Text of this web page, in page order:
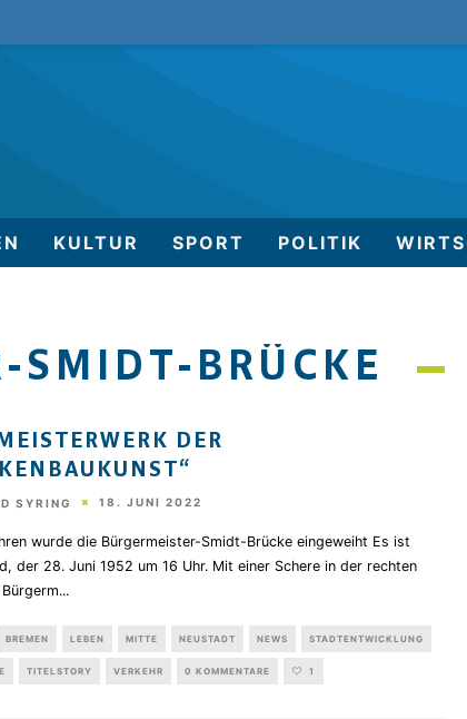
KULTUR SPORT POLITIK
SMIDT-BRÜCKE
DER
SYRING 18. JUNI 2022
wurde die Bürgermeister-Smidt-Brücke eingeweiht Es ist
der 28. Juni 1952 um 16 Uhr. Mit einer Schere in der rechten
...
BREMEN LEBEN MITTE NEUSTADT NEWS STADTENTWICKLUNG
TITELSTORY VERKEHR 0 KOMMENTARE 1